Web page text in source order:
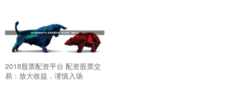
2018股票配资平台 配资股票交
易：放大收益，谨慎入场